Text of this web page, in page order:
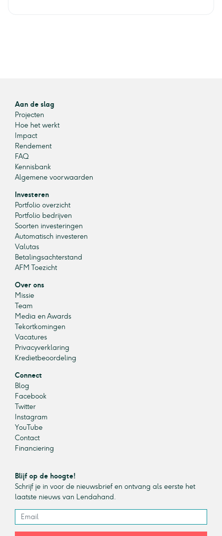
Aan de slag
Projecten
Hoe het werkt
Impact
Rendement
FAQ
Kennisbank
Algemene voorwaarden
Investeren
Portfolio overzicht
Portfolio bedrijven
Soorten investeringen
Automatisch investeren
Valutas
Betalingsachterstand
AFM Toezicht
Over ons
Missie
Team
Media en Awards
Tekortkomingen
Vacatures
Privacyverklaring
Kredietbeoordeling
Connect
Blog
Facebook
Twitter
Instagram
YouTube
Contact
Financiering
Blijf op de hoogte!
Schrijf je in voor de nieuwsbrief en ontvang als eerste het
laatste nieuws van Lendahand.